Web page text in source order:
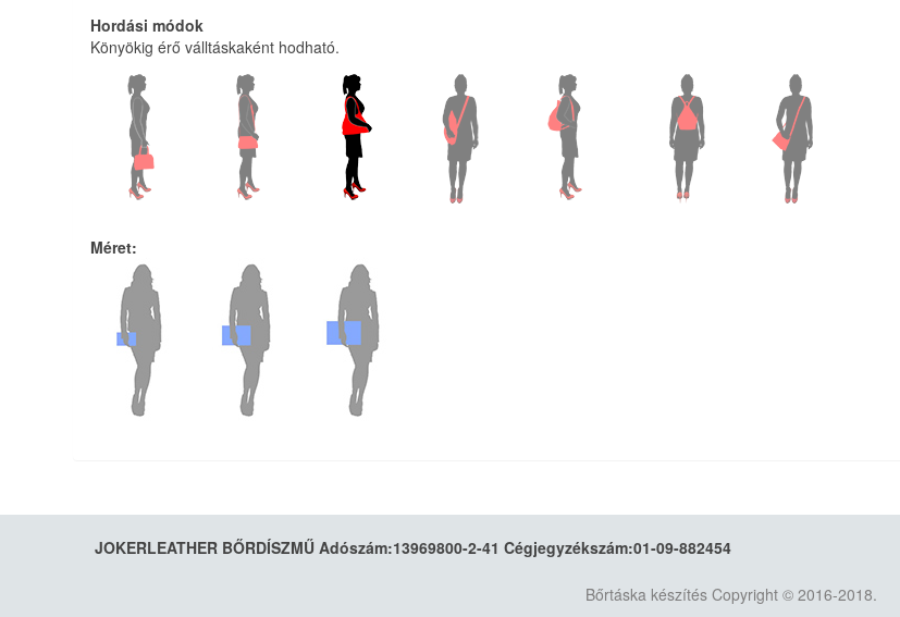
Hordási módok
Könyökig érő válltáskaként hodható.
Méret:
JOKERLEATHER BŐRDÍSZMŰ Adószám:13969800-2-41 Cégjegyzékszám:01-09-882454
Bőrtáska készítés Copyright © 2016-2018.